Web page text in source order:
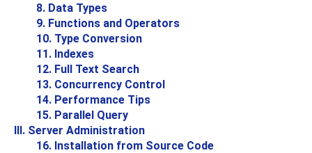
8. Data Types
9. Functions and Operators
10. Type Conversion
11. Indexes
12. Full Text Search
13. Concurrency Control
14. Performance Tips
15. Parallel Query
III. Server Administration
16. Installation from Source Code